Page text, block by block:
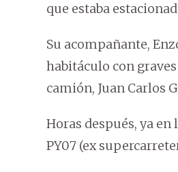
que estaba
Su acompañante,
habitáculo con
camión, Juan Carlos
Horas después, ya
PY07 (ex